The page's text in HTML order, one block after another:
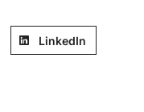
LinkedIn